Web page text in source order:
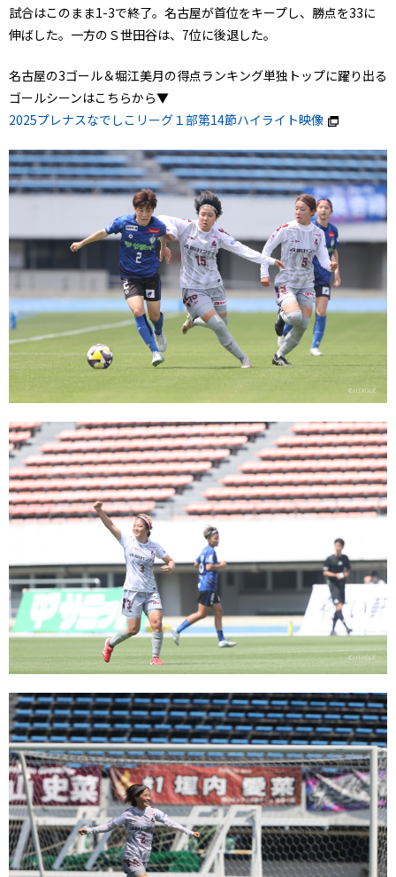
試合はこのまま1-3で終了。名古屋が首位をキープし、勝点を33に
伸ばした。一方のＳ世田谷は、7位に後退した。
名古屋の3ゴール＆堀江美月の得点ランキング単独トップに躍り出る
ゴールシーンはこちらから▼
2025プレナスなでしこリーグ１部第14節ハイライト映像